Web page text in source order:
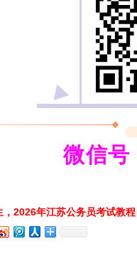
微信
2026年江苏公务员考试教程